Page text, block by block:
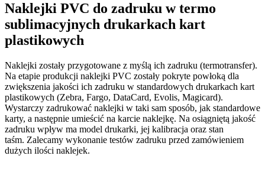
Naklejki PVC do zadruku w termo
sublimacyjnych drukarkach kart
plastikowych
Naklejki zostały przygotowane z myślą ich zadruku (termotransfer).
Na etapie produkcji naklejki PVC zostały pokryte powłoką dla
zwiększenia jakości ich zadruku w standardowych drukarkach kart
plastikowych (Zebra, Fargo, DataCard, Evolis, Magicard).
Wystarczy zadrukować naklejki w taki sam sposób, jak standardowe
karty, a następnie umieścić na karcie naklejkę. Na osiągniętą jakość
zadruku wpływ ma model drukarki, jej kalibracja oraz stan
taśm. Zalecamy wykonanie testów zadruku przed zamówieniem
dużych ilości naklejek.